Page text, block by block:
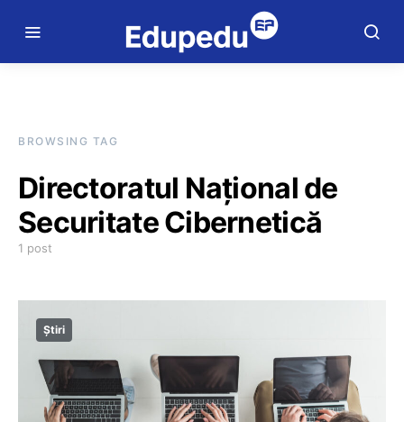
BROWSING TAG
Directoratul Naţional de
Securitate Cibernetică
1 post
Știri